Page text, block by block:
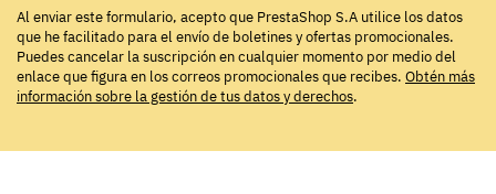
Al enviar este formulario, acepto que PrestaShop S.A utilice los datos
que he facilitado para el envío de boletines y ofertas promocionales.
Puedes cancelar la suscripción en cualquier momento por medio del
enlace que figura en los correos promocionales que recibes. Obtén más
información sobre la gestión de tus datos y derechos.